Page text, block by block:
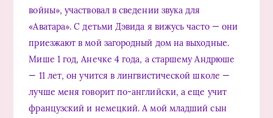
войны», участвовал в сведении звука для
«Аватара». С детьми Дэвида я вижусь часто — они
приезжают в мой загородный дом на выходные.
Мише 1 год, Анечке 4 года, а старшему Андрюше
— 11 лет, он учится в лингвистической школе —
лучше меня говорит по-английски, а еще учит
французский и немецкий. А мой младший сын